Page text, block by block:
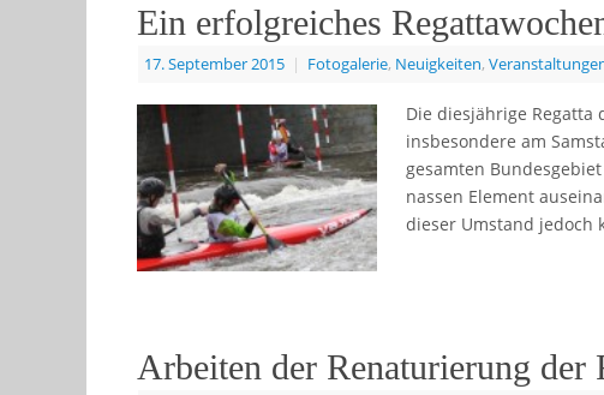
Ein erfolgreiches
17. September 2015 | Fotogalerie, Neuigkeiten,
Die diesjährige Regatta
insbesondere am
gesamten
nassen Element
dieser Umstand jedoch
Arbeiten der Renaturierung der